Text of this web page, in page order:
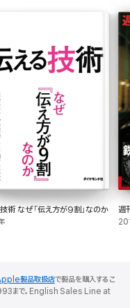
術 なぜ「伝え方が9割」なのか 週
製品取扱店で製品を購入するこ
993まで。English Sales Line at